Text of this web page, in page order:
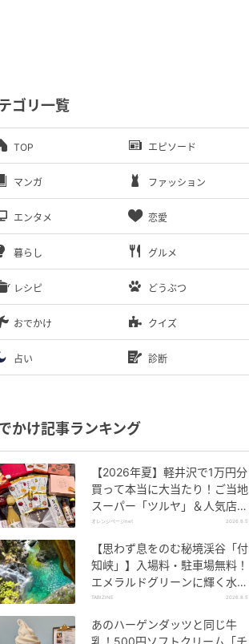
ゴリ一覧
TOP エピソード
マンガ ファッション
エンタメ 恋愛
暮らし グルメ
レシピ どうぶつ
おでかけ クイズ
占い 診断
かけ記事ランキング
【2026年夏】軽井沢で1万円分
買って本当に大当たり！ご当地
スーパー「ツルヤ」＆人気店の
お土産ベスト5【夏のお出か
オレンジページnet 2026.8.5
【思わず息をのむ秘境渓谷「付
知峡」】入場料・駐車場無料！
エメラルドグリーンに輝く水面
はまるで絵画のよう｜岐阜県中
TABIZINE 2026.8.5
あのハーゲンダッツと同じ牛
乳！500円ソフトクリーム「チ